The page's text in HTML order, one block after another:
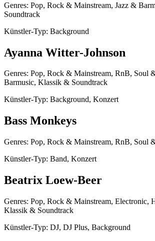
Genres: Pop, Rock & Mainstream, Jazz &
Soundtrack
Künstler-Typ: Background
Ayanna Witter-Johnson
Genres: Pop, Rock & Mainstream, RnB, Soul
Barmusic, Klassik & Soundtrack
Künstler-Typ: Background, Konzert
Bass Monkeys
Genres: Pop, Rock & Mainstream, RnB, Soul
Künstler-Typ: Band, Konzert
Beatrix Loew-Beer
Genres: Pop, Rock & Mainstream, Electronic,
Klassik & Soundtrack
Künstler-Typ: DJ, DJ Plus, Background